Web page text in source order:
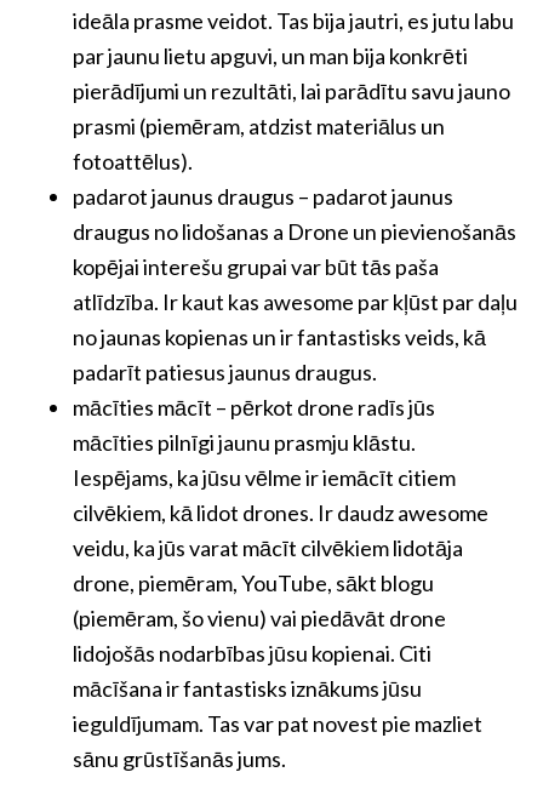
ideāla prasme veidot. Tas bija jautri, es jutu labu
par jaunu lietu apguvi, un man bija konkrēti
pierādījumi un rezultāti, lai parādītu savu jauno
prasmi (piemēram, atdzist materiālus un
fotoattēlus).
padarot jaunus draugus – padarot jaunus
draugus no lidošanas a Drone un pievienošanās
kopējai interešu grupai var būt tās paša
atlīdzība. Ir kaut kas awesome par kļūst par daļu
no jaunas kopienas un ir fantastisks veids, kā
padarīt patiesus jaunus draugus.
mācīties mācīt – pērkot drone radīs jūs
mācīties pilnīgi jaunu prasmju klāstu.
Iespējams, ka jūsu vēlme ir iemācīt citiem
cilvēkiem, kā lidot drones. Ir daudz awesome
veidu, ka jūs varat mācīt cilvēkiem lidotāja
drone, piemēram, YouTube, sākt blogu
(piemēram, šo vienu) vai piedāvāt drone
lidojošās nodarbības jūsu kopienai. Citi
mācīšana ir fantastisks iznākums jūsu
ieguldījumam. Tas var pat novest pie mazliet
sānu grūstīšanās jums.